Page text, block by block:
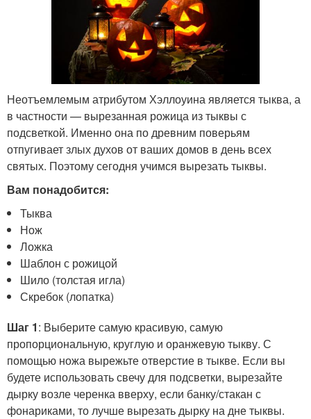
Неотъемлемым атрибутом Хэллоуина является тыква, а
в частности — вырезанная рожица из тыквы с
подсветкой. Именно она по древним поверьям
отпугивает злых духов от ваших домов в день всех
святых. Поэтому сегодня учимся вырезать тыквы.
Вам понадобится:
Тыква
Нож
Ложка
Шаблон с рожицой
Шило (толстая игла)
Скребок (лопатка)
Шаг 1: Выберите самую красивую, самую
пропорциональную, круглую и оранжевую тыкву. С
помощью ножа вырежьте отверстие в тыкве. Если вы
будете использовать свечу для подсветки, вырезайте
дырку возле черенка вверху, если банку/стакан с
фонариками, то лучше вырезать дырку на дне тыквы.